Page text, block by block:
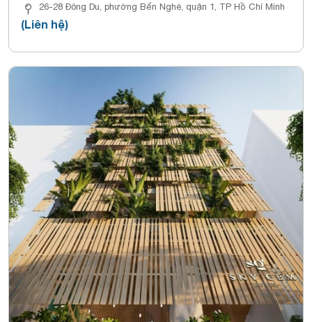
26-28 Đông Du, phường Bến Nghé, quận 1, TP Hồ Chí Minh
(Liên hệ)